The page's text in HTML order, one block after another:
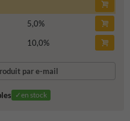
5,0%
10,0%
par e-mail
✓en stock